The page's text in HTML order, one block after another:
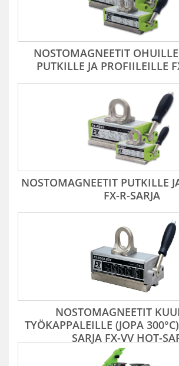
NOSTOMAGNEETIT
PUTKILLE JA PROFIILEILLE
NOSTOMAGNEETIT PUTKILLE
FX-R-SARJA
NOSTOMAGNEETIT
TYÖKAPPALEILLE (JOPA
SARJA FX-VV HOT-